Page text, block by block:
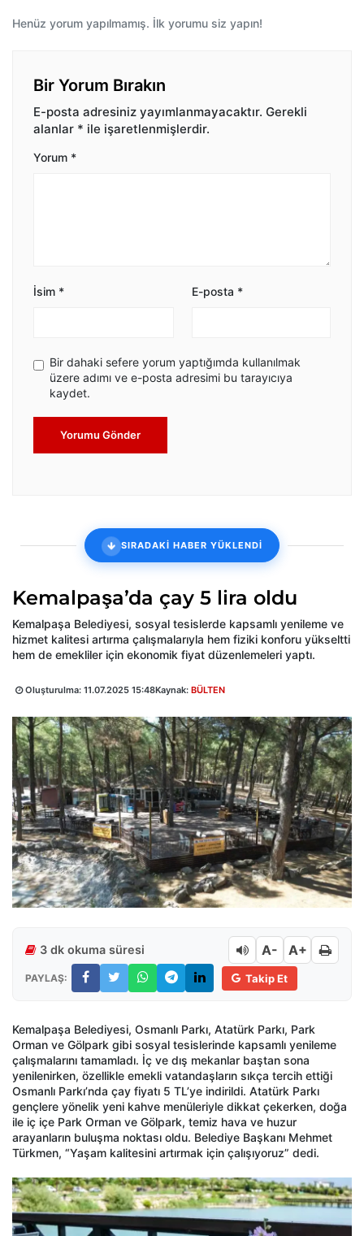
Henüz yorum yapılmamış. İlk yorumu siz yapın!
Bir Yorum Bırakın
E-posta adresiniz yayımlanmayacaktır. Gerekli
alanlar * ile işaretlenmişlerdir.
Yorum *
İsim * E-posta *
Bir dahaki sefere yorum yaptığımda kullanılmak
üzere adımı ve e-posta adresimi bu tarayıcıya
kaydet.
Yorumu Gönder
SIRADAKİ HABER YÜKLENDİ
Kemalpaşa’da çay 5 lira oldu
Kemalpaşa Belediyesi, sosyal tesislerde kapsamlı yenileme ve
hizmet kalitesi artırma çalışmalarıyla hem fiziki konforu yükseltti
hem de emekliler için ekonomik fiyat düzenlemeleri yaptı.
Oluşturulma: 11.07.2025 15:48Kaynak: BÜLTEN
3 dk okuma süresi A- A+
PAYLAŞ: Takip Et
Kemalpaşa Belediyesi, Osmanlı Parkı, Atatürk Parkı, Park
Orman ve Gölpark gibi sosyal tesislerinde kapsamlı yenileme
çalışmalarını tamamladı. İç ve dış mekanlar baştan sona
yenilenirken, özellikle emekli vatandaşların sıkça tercih ettiği
Osmanlı Parkı’nda çay fiyatı 5 TL’ye indirildi. Atatürk Parkı
gençlere yönelik yeni kahve menüleriyle dikkat çekerken, doğa
ile iç içe Park Orman ve Gölpark, temiz hava ve huzur
arayanların buluşma noktası oldu. Belediye Başkanı Mehmet
Türkmen, “Yaşam kalitesini artırmak için çalışıyoruz” dedi.